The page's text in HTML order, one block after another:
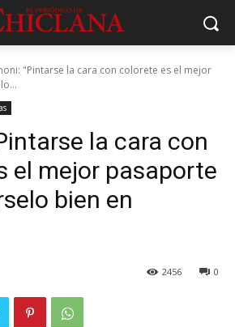
"Pintarse la cara con colorete es el mejor
la cara con
el mejor pasaporte
bien en
0
2456